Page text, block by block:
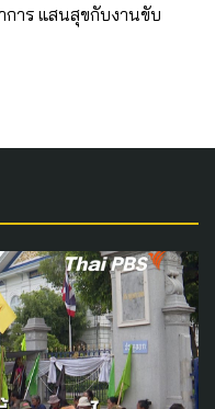
าร แสนสุขกับงานขับ